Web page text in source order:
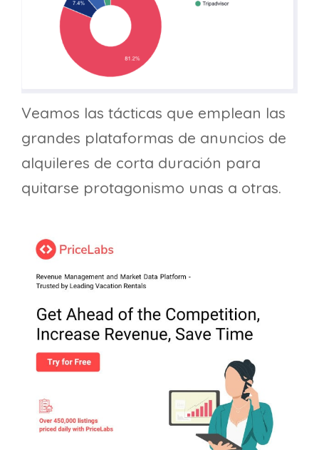
Veamos las tácticas que emplean las
grandes plataformas de anuncios de
alquileres de corta duración para
quitarse protagonismo unas a otras.